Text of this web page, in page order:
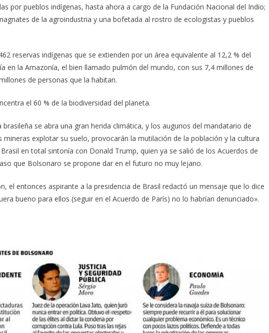
por pueblos indígenas, hasta ahora a cargo de la Fundación Nacional del Indio;
de la agroindustria y una bofetada al rostro de ecologistas y pueblos
reservas indígenas que se extienden por un área equivalente al 12,2 % del
en la Amazonía, el bien llamado pulmón del mundo, con sus 7,4 millones de
de personas que la habitan.
el 60 % de la biodiversidad del planeta.
brasileña se abra una gran herida climática, y los augurios del mandatario de
mineras explotar su suelo, provocarán la mutilación de la población y la cultura
en total sintonía con Donald Trump, quien ya se salió de los Acuerdos de
que Bolsonaro se propone dar en el futuro no muy lejano.
el entonces aspirante a la presidencia de Brasil redactó un mensaje que lo dice
bueno para ellos (seguir en el Acuerdo de París) no lo habrían denunciado».